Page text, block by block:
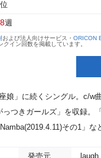
位
週
および法人向けサービス・ ORICON
イン回数を掲載しています。
娘」に続くシングル。c/w
つきガールズ」を収録。
その1」な
発売元